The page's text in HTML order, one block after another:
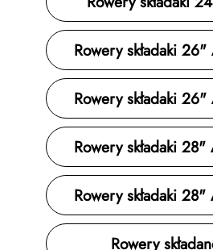
Rowery składaki
Rowery składaki
Rowery składaki
Rowery składaki
Rowery